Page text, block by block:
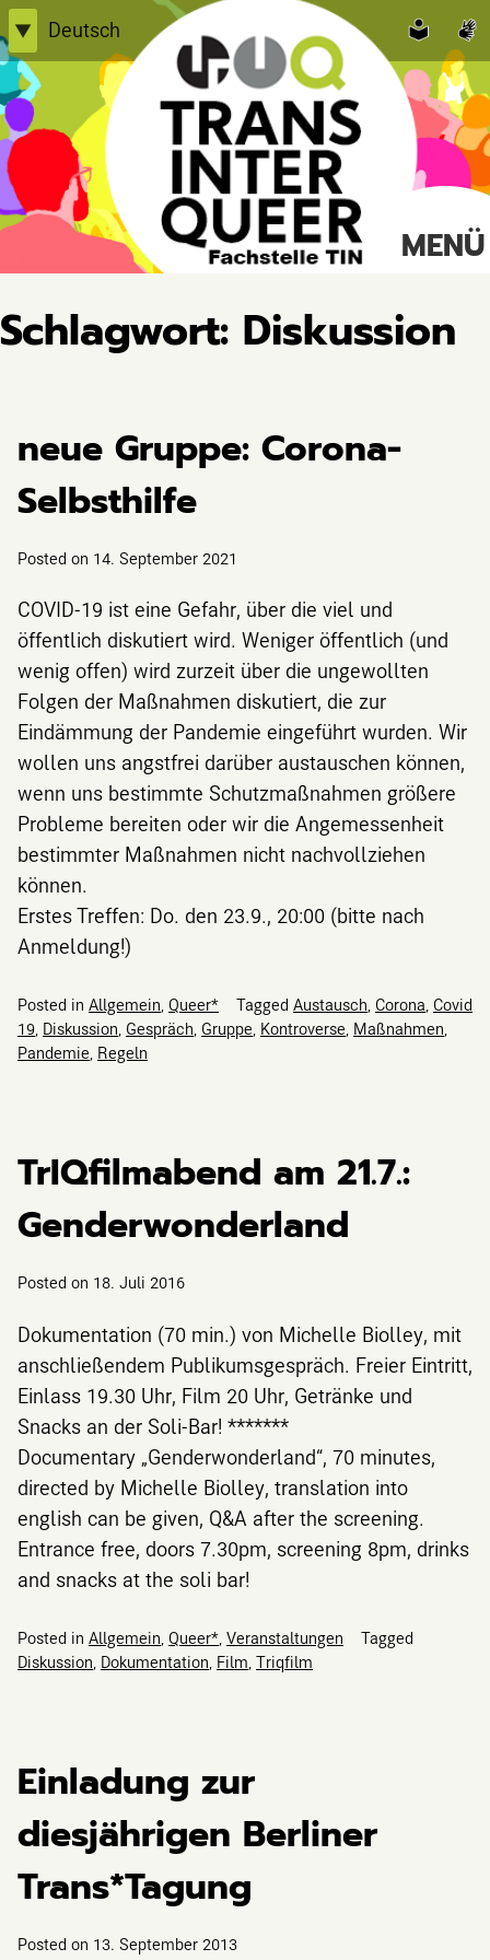
Skip
to
content
▼
Deutsch
English
Einfache Sprache
TransInterQueer e.V.
Suche
MENÜ
Schlagwort: Diskussion
neue Gruppe: Corona-
Selbsthilfe
Posted on 14. September 2021
COVID-19 ist eine Gefahr, über die viel und
öffentlich diskutiert wird. Weniger öffentlich (und
wenig offen) wird zurzeit über die ungewollten
Folgen der Maßnahmen diskutiert, die zur
Eindämmung der Pandemie eingeführt wurden. Wir
wollen uns angstfrei darüber austauschen können,
wenn uns bestimmte Schutzmaßnahmen größere
Probleme bereiten oder wir die Angemessenheit
bestimmter Maßnahmen nicht nachvollziehen
können.
Erstes Treffen: Do. den 23.9., 20:00 (bitte nach
Anmeldung!)
Posted in Allgemein, Queer* Tagged Austausch, Corona, Covid
19, Diskussion, Gespräch, Gruppe, Kontroverse, Maßnahmen,
Pandemie, Regeln
TrIQfilmabend am 21.7.:
Genderwonderland
Posted on 18. Juli 2016
Dokumentation (70 min.) von Michelle Biolley, mit
anschließendem Publikumsgespräch. Freier Eintritt,
Einlass 19.30 Uhr, Film 20 Uhr, Getränke und
Snacks an der Soli-Bar! *******
Documentary „Genderwonderland“, 70 minutes,
directed by Michelle Biolley, translation into
english can be given, Q&A after the screening.
Entrance free, doors 7.30pm, screening 8pm, drinks
and snacks at the soli bar!
Posted in Allgemein Queer* Veranstaltungen
Tagged
Diskussion Dokumentation Film Triqfilm
Einladung zur
diesjährigen Berliner
Trans*Tagung
Posted on 13. September 2013